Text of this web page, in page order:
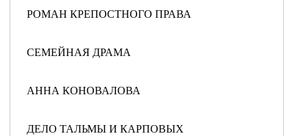
РОМАН КРЕПОСТНОГО ПРАВА
СЕМЕЙНАЯ ДРАМА
АННА КОНОВАЛОВА
ДЕЛО ТАЛЬМЫ И КАРПОВЫХ